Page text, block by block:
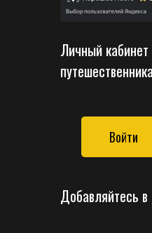
Личный кабинет
Войти
Добавляйтесь